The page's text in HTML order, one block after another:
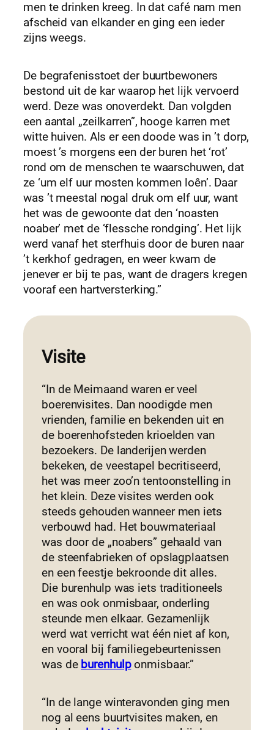
men te drinken kreeg. In dat café nam men
afscheid van elkander en ging een ieder
zijns weegs.
De begrafenisstoet der buurtbewoners
bestond uit de kar waarop het lijk vervoerd
werd. Deze was onoverdekt. Dan volgden
een aantal „zeilkarren”, hooge karren met
witte huiven. Als er een doode was in ’t dorp,
moest ’s morgens een der buren het ‘rot’
rond om de menschen te waarschuwen, dat
ze ‘um elf uur mosten kommen loên’. Daar
was ’t meestal nogal druk om elf uur, want
het was de gewoonte dat den ‘noasten
noaber’ met de ‘flessche rondging’. Het lijk
werd vanaf het sterfhuis door de buren naar
’t kerkhof gedragen, en weer kwam de
jenever er bij te pas, want de dragers kregen
vooraf een hartversterking.”
Visite
“In de Meimaand waren er veel
boerenvisites. Dan noodigde men
vrienden, familie en bekenden uit en
de boerenhofsteden krioelden van
bezoekers. De landerijen werden
bekeken, de veestapel becritiseerd,
het was meer zoo’n tentoonstelling in
het klein. Deze visites werden ook
steeds gehouden wanneer men iets
verbouwd had. Het bouwmateriaal
was door de „noabers” gehaald van
de steenfabrieken of opslagplaatsen
en een feestje bekroonde dit alles.
Die burenhulp was iets traditioneels
en was ook onmisbaar, onderling
steunde men elkaar. Gezamenlijk
werd wat verricht wat één niet af kon,
en vooral bij familiegebeurtenissen
was de burenhulponmisbaar.”
“In de lange winteravonden ging men
nog al eens buurtvisites maken, en